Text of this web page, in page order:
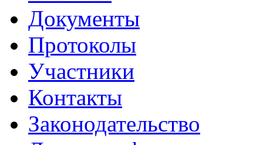
Документы
Протоколы
Участники
Контакты
Законодательство